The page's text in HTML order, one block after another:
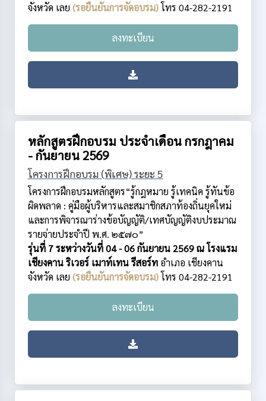
จังหวัด เลย (รอยืนยันการจัดอบรม)โทร 04-282-2191
ลงทะเบียน
หลักสูตรฝึกอบรม ประจำเดือน กรกฎาคม
- กันยายน 2569
โครงการฝึกอบรม (พิเศษ) ระยะ 5
โครงการฝึกอบรมหลักสูตร“รู้กฎหมาย รู้เทคนิค รู้ทันข้อ
ผิดพลาด : คู่มือผู้บริหารและสมาชิกสภาท้องถิ่นยุคใหม่
และการพิจารณาร่างข้อบัญญัติ/เทศบัญญัติงบประมาณ
รายจ่ายประจำปี พ.ศ. ๒๕๗๐”
รุ่นที่ 7 ระหว่างวันที่ 04 - 06 กันยายน 2569 ณ โรงแรม
เชียงคาน ริเวอร์ เมาท์เทน รีสอร์ท อำเภอ เชียงคาน
จังหวัด เลย (รอยืนยันการจัดอบรม)โทร 04-282-2191
ลงทะเบียน